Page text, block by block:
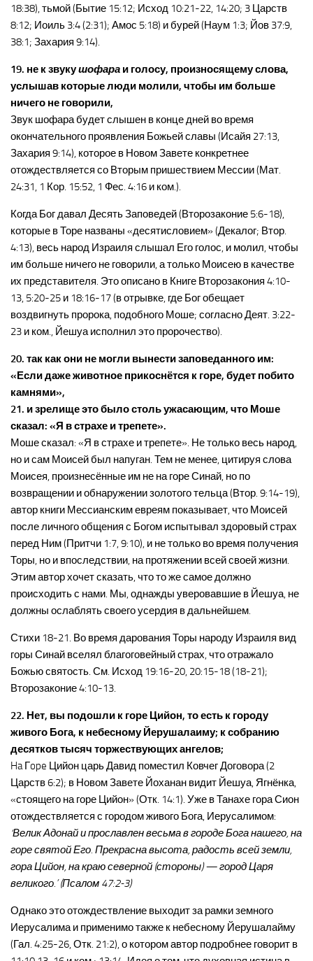
18:38), тьмой (Бытие 15:12; Исход 10:21-22, 14:20; 3 Царств
8:12; Иоиль 3:4 (2:31); Амос 5:18) и бурей (Наум 1:3; Йов 37:9,
38:1; Захария 9:14).
19. не к звукушофара и голосу, произносящему слова,
услышав которые люди молили, чтобы им больше
ничего не говорили,
Звук шофара будет слышен в конце дней во время
окончательного проявления Божьей славы (Исайя 27:13,
Захария 9:14), которое в Новом Завете конкретнее
отождествляется со Вторым пришествием Мессии (Мат.
24:31, 1 Кор. 15:52, 1 Фес. 4:16 и ком.).
Когда Бог давал Десять Заповедей (Второзаконие 5:6-18),
которые в Торе названы «десятисловием» (Декалог; Втор.
4:13), весь народ Израиля слышал Его голос, и молил, чтобы
им больше ничего не говорили, а только Моисею в качестве
их представителя. Это описано в Книге Второзакония 4:10-
13, 5:20-25 и 18:16-17 (в отрывке, где Бог обещает
воздвигнуть пророка, подобного Моше; согласно Деят. 3:22-
23 и ком., Йешуа исполнил это пророчество).
20. так как они не могли вынести заповеданного им:
«Если даже животное прикоснётся к горе, будет побито
камнями»,
21. и зрелище это было столь ужасающим, что Моше
сказал: «Я в страхе и трепете».
Моше сказал: «Я в страхе и трепете». Не только весь народ,
но и сам Моисей был напуган. Тем не менее, цитируя слова
Моисея, произнесённые им не на горе Синай, но по
возвращении и обнаружении золотого тельца (Втор. 9:14-19),
автор книги Мессианским евреям показывает, что Моисей
после личного общения с Богом испытывал здоровый страх
перед Ним (Притчи 1:7, 9:10), и не только во время получения
Торы, но и впоследствии, на протяжении всей своей жизни.
Этим автор хочет сказать, что то же самое должно
происходить с нами. Мы, однажды уверовавшие в Йешуа, не
должны ослаблять своего усердия в дальнейшем.
Стихи 18-21. Во время дарования Торы народу Израиля вид
горы Синай вселял благоговейный страх, что отражало
Божью святость. См. Исход 19:16-20, 20:15-18 (18-21);
Второзаконие 4:10-13.
22. Нет, вы подошли к горе Цийон, то есть к городу
живого Бога, к небесному Йерушалаиму; к собранию
десятков тысяч торжествующих ангелов;
Ha Гope Цийон царь Давид поместил Ковчег Договора (2
Царств 6:2); в Новом Завете Йоханан видит Йешуа, Ягнёнка,
«стоящего на горе Цийон» (Отк. 14:1). Уже в Танахе гора Сион
отождествляется с городом живого Бога, Иерусалимом:
‘Велик Адонай и прославлен весьма в городе Бога нашего, на
горе святой Его. Прекрасна высота, радость всей земли,
гора Цийон, на краю северной (стороны) — город Царя
великого.’ (Псалом 47:2-3)
Однако это отождествление выходит за рамки земного
Иерусалима и применимо также к небесному Йерушалайму
(Гал. 4:25-26, Отк. 21:2), о котором автор подробнее говорит в